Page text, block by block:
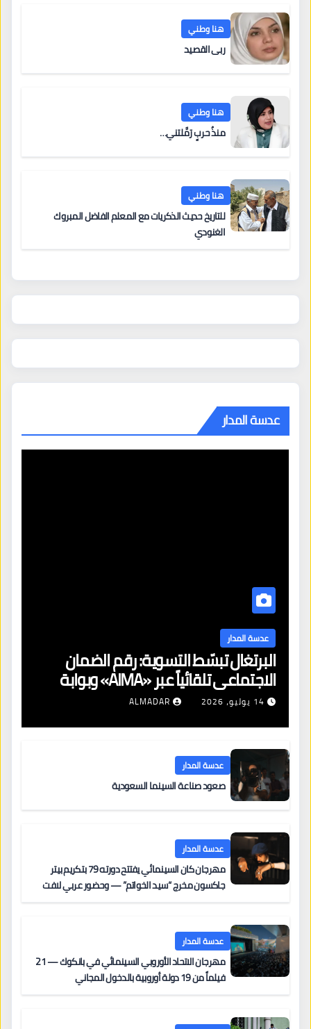
هنا وطني
ربى القصيد
هنا وطني
منذُ حربٍ رَمَّلتني…
هنا وطني
للتاريخ حديث الذكريات مع المعلم الفاضل المبروك
الغنودي
عدسة المدار
عدسة المدار
البرتغال تبسّط التسوية: رقم الضمان
الاجتماعي تلقائياً عبر «AIMA» وبوابة
جديدة لتجديد الإقامات
14 يوليو، 2026 ALMADAR
عدسة المدار
صعود صناعة السينما السعودية
عدسة المدار
مهرجان كان السينمائي يفتتح دورته 79 بتكريم بيتر
جاكسون مخرج “سيد الخواتم” — وحضور عربي لافت
عدسة المدار
مهرجان الاتحاد الأوروبي السينمائي في بانكوك — 21
فيلماً من 19 دولة أوروبية بالدخول المجاني